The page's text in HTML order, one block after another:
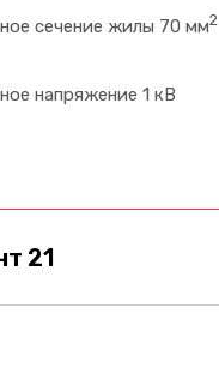
сечение жилы 70 мм2
напряжение 1 кВ
21